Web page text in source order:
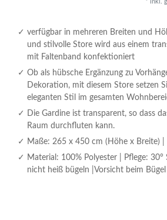
* inkl.
verfügbar in mehreren Breiten und
und stilvolle Store wird aus einem
mit Faltenband konfektioniert
Ob als hübsche Ergänzung zu
Dekoration, mit diesem Store setzen
eleganten Stil im gesamten
Die Gardine ist transparent, so dass
Raum durchfluten kann.
Maße: 265 x 450 cm (Höhe x Breite) |
Material: 100% Polyester | Pflege: 30°
nicht heiß bügeln |Vorsicht beim Bügel